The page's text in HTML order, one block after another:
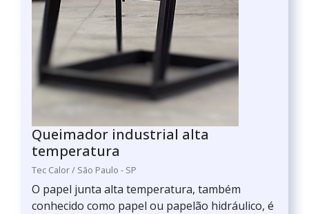
Queimador industrial alta
temperatura
Tec Calor / São Paulo - SP
O papel junta alta temperatura, também
conhecido como papel ou papelão hidráulico, é